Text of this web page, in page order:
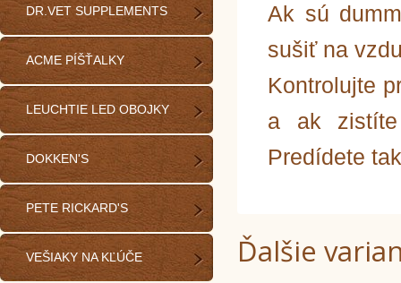
DR.VET SUPPLEMENTS
ACME PÍŠŤALKY
LEUCHTIE LED OBOJKY
DOKKEN'S
PETE RICKARD'S
VEŠIAKY NA KĽÚČE
Ak sú
sušiť na
Kontrolujte
a ak zistíte
Predídete
Ďalšie